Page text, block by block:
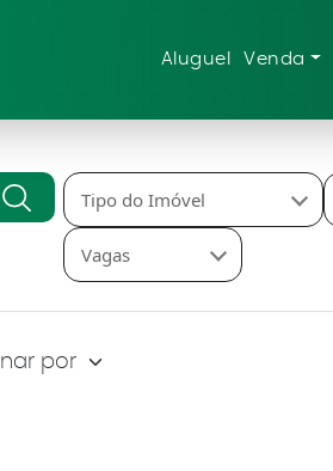
Aluguel Venda
Tipo do Imóvel
Vagas